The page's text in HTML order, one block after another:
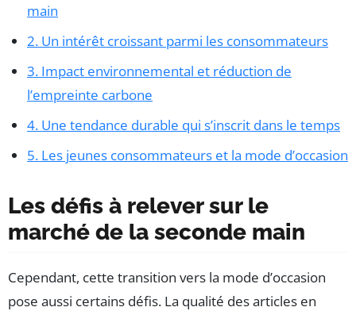
main
2. Un intérêt croissant parmi les consommateurs
3. Impact environnemental et réduction de
l’empreinte carbone
4. Une tendance durable qui s’inscrit dans le temps
5. Les jeunes consommateurs et la mode d’occasion
Les défis à relever sur le
marché de la seconde main
Cependant, cette transition vers la mode d’occasion
pose aussi certains défis. La qualité des articles en